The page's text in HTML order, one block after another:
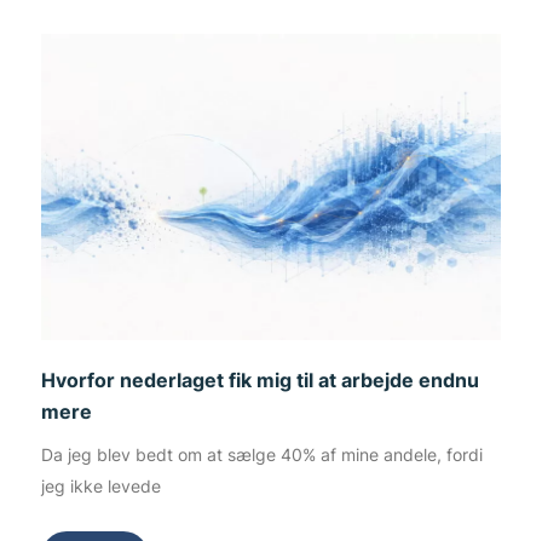
Hvorfor nederlaget fik mig til at arbejde endnu
mere
Da jeg blev bedt om at sælge 40% af mine andele, fordi
jeg ikke levede